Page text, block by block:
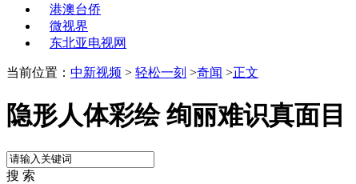
港澳台侨
微视界
东北亚电视网
当前位置： 中新视频 > 轻松一刻 >奇闻 >正文
隐形人体彩绘 绚丽难识真面目
搜 索